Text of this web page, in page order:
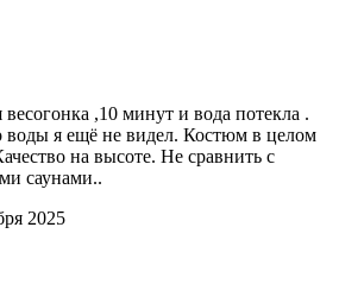
весогонка ,10 минут и вода потекла .
воды я ещё не видел. Костюм в целом
на высоте. Не сравнить с
саунами..
2025